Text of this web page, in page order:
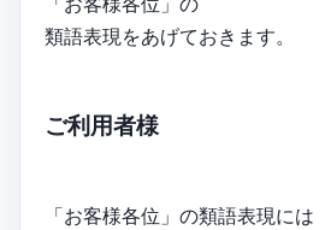
類語表現をあげておきます。
ご利用者様
「お客様各位」の類語表現には